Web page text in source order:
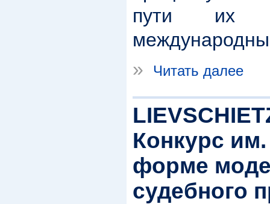
пути их
»
Читать далее
Конкурс
форме
судебного